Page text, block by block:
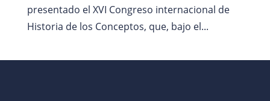
presentado el XVI Congreso internacional de
Historia de los Conceptos, que, bajo el...